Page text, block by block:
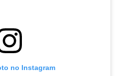
no Instagram